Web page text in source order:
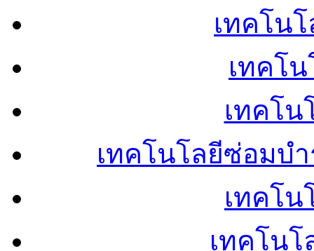
เทคโน
เทคโ
เทคโน
เทคโนโลยีซ่อมบ
เทคโน
เทคโน